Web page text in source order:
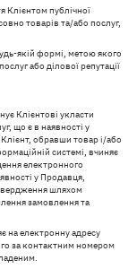
Клієнтом публічної
товарів та/або послуг,
якій формі, метою якого
або ділової репутації
Клієнтові укласти
що є в наявності у
обравши товар і/або
системі, вчиняє
електронного
у Продавця,
шляхом
замовлення та
на електронну адресу
за контактним номером